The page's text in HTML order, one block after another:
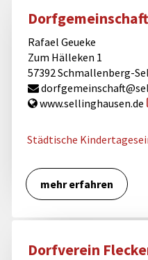
Rafael Geueke
Zum Hälleken 1
57392 Schmallenberg-
www.sellinghausen.de
Städtische
mehr erfahren
Dorfverein